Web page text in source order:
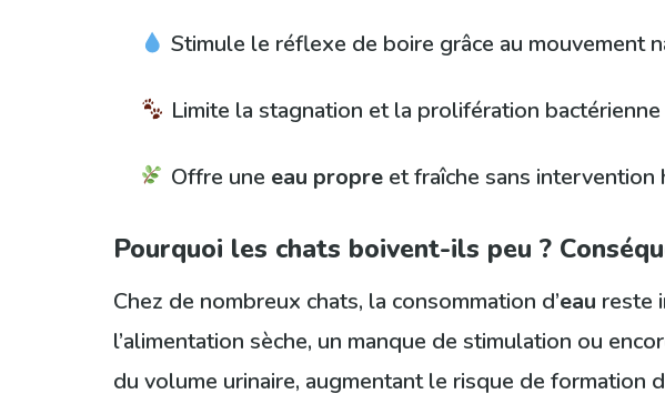
Stimule le réflexe de boire grâce au mouvement
Limite la stagnation et la prolifération bactérienne
Offre une eau propreet fraîche sans intervention
Pourquoi les chats boivent-ils peu ?
Chez de nombreux chats, la consommation d’eau reste
l’alimentation sèche, un manque de stimulation ou
du volume urinaire, augmentant le risque de formation